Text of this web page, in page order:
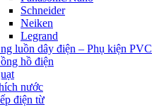
Schneider
Neiken
Legrand
luồn dây điện – Phụ kiện PVC
hồ điện
nước
điện từ